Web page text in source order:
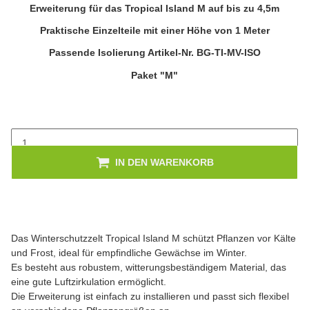
Erweiterung für das Tropical Island M auf bis zu 4,5m
Praktische Einzelteile mit einer Höhe von 1 Meter
Passende Isolierung Artikel-Nr. BG-TI-MV-ISO
Paket "M"
IN DEN WARENKORB
Das Winterschutzzelt Tropical Island M schützt Pflanzen vor Kälte
und Frost, ideal für empfindliche Gewächse im Winter.
Es besteht aus robustem, witterungsbeständigem Material, das
eine gute Luftzirkulation ermöglicht.
Die Erweiterung ist einfach zu installieren und passt sich flexibel